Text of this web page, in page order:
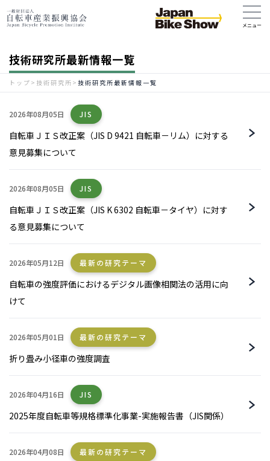
技術研究所最新情報一覧
トップ > 技術研究所 > 技術研究所最新情報一覧
2026年08月05日 JIS
自転車ＪＩＳ改正案（JIS D 9421 自転車－リム）に対する
意見募集について
2026年08月05日 JIS
自転車ＪＩＳ改正案（JIS K 6302 自転車－タイヤ）に対す
る意見募集について
2026年05月12日 最新の研究テーマ
自転車の強度評価におけるデジタル画像相関法の活用に向
けて
2026年05月01日 最新の研究テーマ
折り畳み小径車の強度調査
2026年04月16日 JIS
2025年度自転車等規格標準化事業-実施報告書（JIS関係）
2026年04月08日 最新の研究テーマ